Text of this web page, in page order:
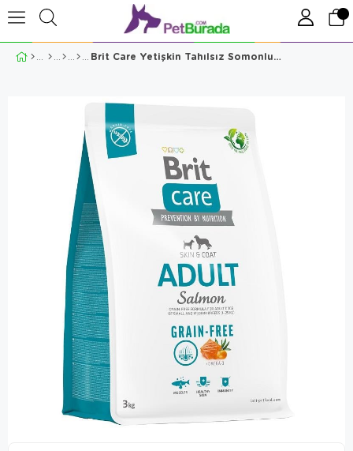
Brit Care Yetişkin Tahılsız Somonlu Patatesli Köpek Maması 3 Kg